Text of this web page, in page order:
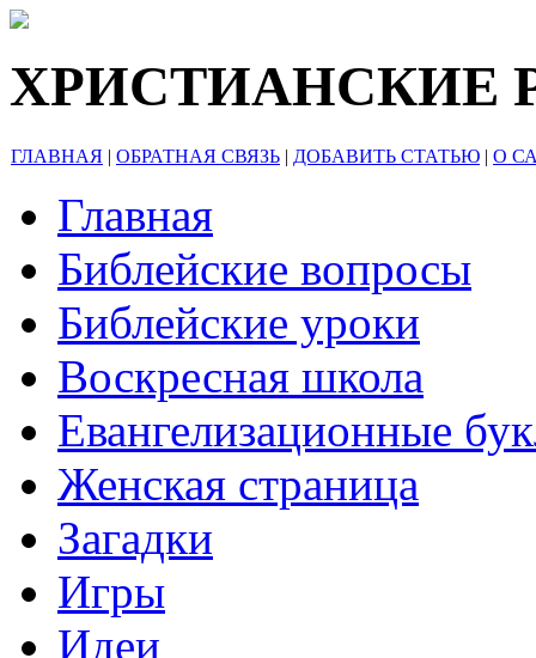
ХРИСТИАНСКИЕ
ГЛАВНАЯ | ОБРАТНАЯ СВЯЗЬ | ДОБАВИТЬ СТАТЬЮ | О
Главная
Библейские вопросы
Библейские уроки
Воскресная школа
Евангелизационные
Женская страница
Загадки
Игры
Идеи